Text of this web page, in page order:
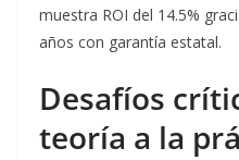
muestra ROI del 14.5%
años con garantía estatal.
Desafíos
teoría a la